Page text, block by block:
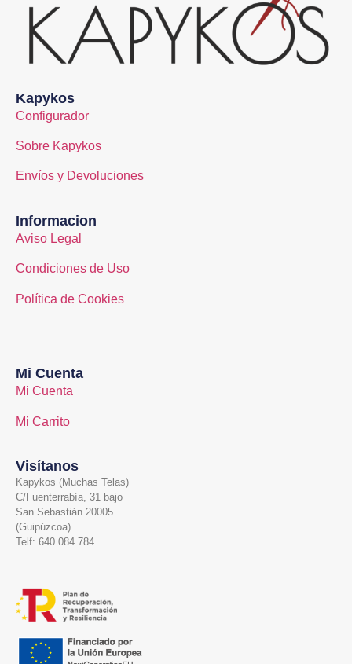
Kapykos
Configurador
Sobre Kapykos
Envíos y Devoluciones
Informacion
Aviso Legal
Condiciones de Uso
Política de Cookies
Mi Cuenta
Mi Cuenta
Mi Carrito
Visítanos
Kapykos (Muchas Telas)
C/Fuenterrabía, 31 bajo
San Sebastián 20005
(Guipúzcoa)
Telf: 640 084 784